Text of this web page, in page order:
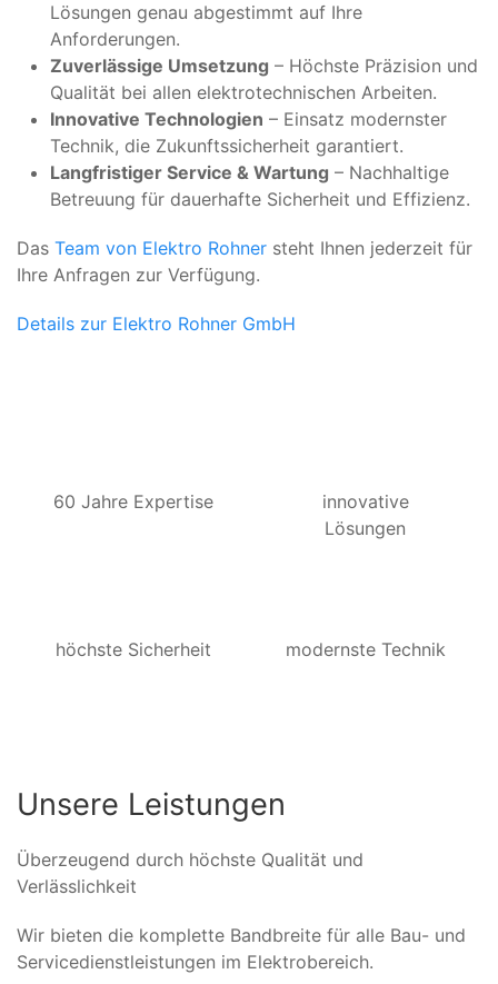
Lösungen genau abgestimmt auf Ihre
Anforderungen.
Zuverlässige Umsetzung – Höchste Präzision und
Qualität bei allen elektrotechnischen Arbeiten.
Innovative Technologien – Einsatz modernster
Technik, die Zukunftssicherheit garantiert.
Langfristiger Service & Wartung – Nachhaltige
Betreuung für dauerhafte Sicherheit und Effizienz.
Das Team von Elektro Rohner steht Ihnen jederzeit für
Ihre Anfragen zur Verfügung.
Details zur Elektro Rohner GmbH
60 Jahre Expertise
innovative
Lösungen
höchste Sicherheit modernste Technik
Unsere Leistungen
Überzeugend durch höchste Qualität und
Verlässlichkeit
Wir bieten die komplette Bandbreite für alle Bau- und
Servicedienstleistungen im Elektrobereich.